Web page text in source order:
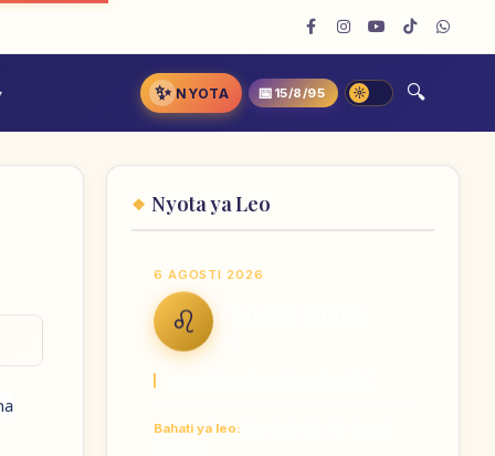
✨ NYOTA 📅 15/8/95
Nyota ya Leo
6 AGOSTI 2026
♌
Bahati ya leo: